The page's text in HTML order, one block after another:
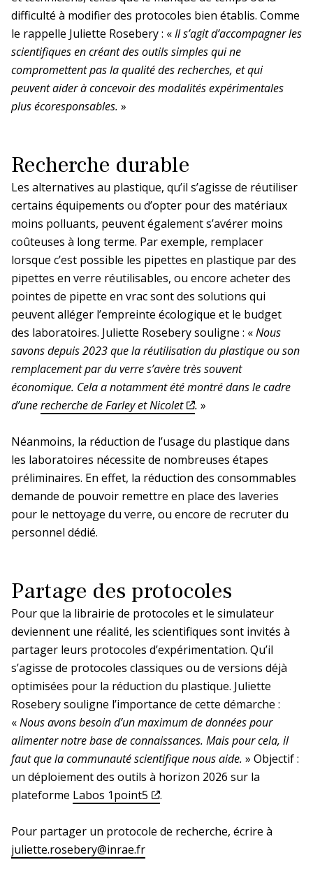
La prévention dans ma DR
Paris-IDF Centre Nord
En bref
La prévention dans ma DR
Paris-IDF Sud
En brefLa DR Paris-IDF Sud en bref
Siège
En brefLa DR Siège en bref
En pratique
La prévention dans ma DR
difficulté à modifier des protocoles bien établis. Comme
le rappelle Juliette Rosebery : «Il s’agit d’accompagner les
scientifiques en créant des outils simples qui ne
compromettent pas la qualité des recherches, et qui
peuvent aider à concevoir des modalités expérimentales
plus écoresponsables. »
Recherche durable
Les alternatives au plastique, qu’il s’agisse de réutiliser
certains équipements ou d’opter pour des matériaux
moins polluants, peuvent également s’avérer moins
coûteuses à long terme. Par exemple, remplacer
lorsque c’est possible les pipettes en plastique par des
pipettes en verre réutilisables, ou encore acheter des
pointes de pipette en vrac sont des solutions qui
peuvent alléger l’empreinte écologique et le budget
des laboratoires. Juliette Rosebery souligne : «Nous
savons depuis 2023 que la réutilisation du plastique ou son
remplacement par du verre s’avère très souvent
économique. Cela a notamment été montré dans le cadre
d’unerecherche de Farley et Nicolet . »
Néanmoins, la réduction de l’usage du plastique dans
les laboratoires nécessite de nombreuses étapes
préliminaires. En effet, la réduction des consommables
demande de pouvoir remettre en place des laveries
pour le nettoyage du verre, ou encore de recruter du
personnel dédié.
Partage des protocoles
Pour que la librairie de protocoles et le simulateur
deviennent une réalité, les scientifiques sont invités à
partager leurs protocoles d’expérimentation. Qu’il
s’agisse de protocoles classiques ou de versions déjà
optimisées pour la réduction du plastique. Juliette
Rosebery souligne l’importance de cette démarche :
«Nous avons besoin d’un maximum de données pour
alimenter notre base de connaissances. Mais pour cela, il
faut que la communauté scientifique nous aide. » Objectif :
un déploiement des outils à horizon 2026 sur la
plateforme Labos 1point5 .
Pour partager un protocole de recherche, écrire à
juliette.rosebery@inrae.fr